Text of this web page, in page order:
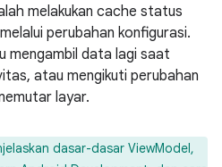
melakukan cache status
perubahan konfigurasi.
mengambil data lagi saat
atau mengikuti perubahan
layar.
dasar-dasar ViewModel,